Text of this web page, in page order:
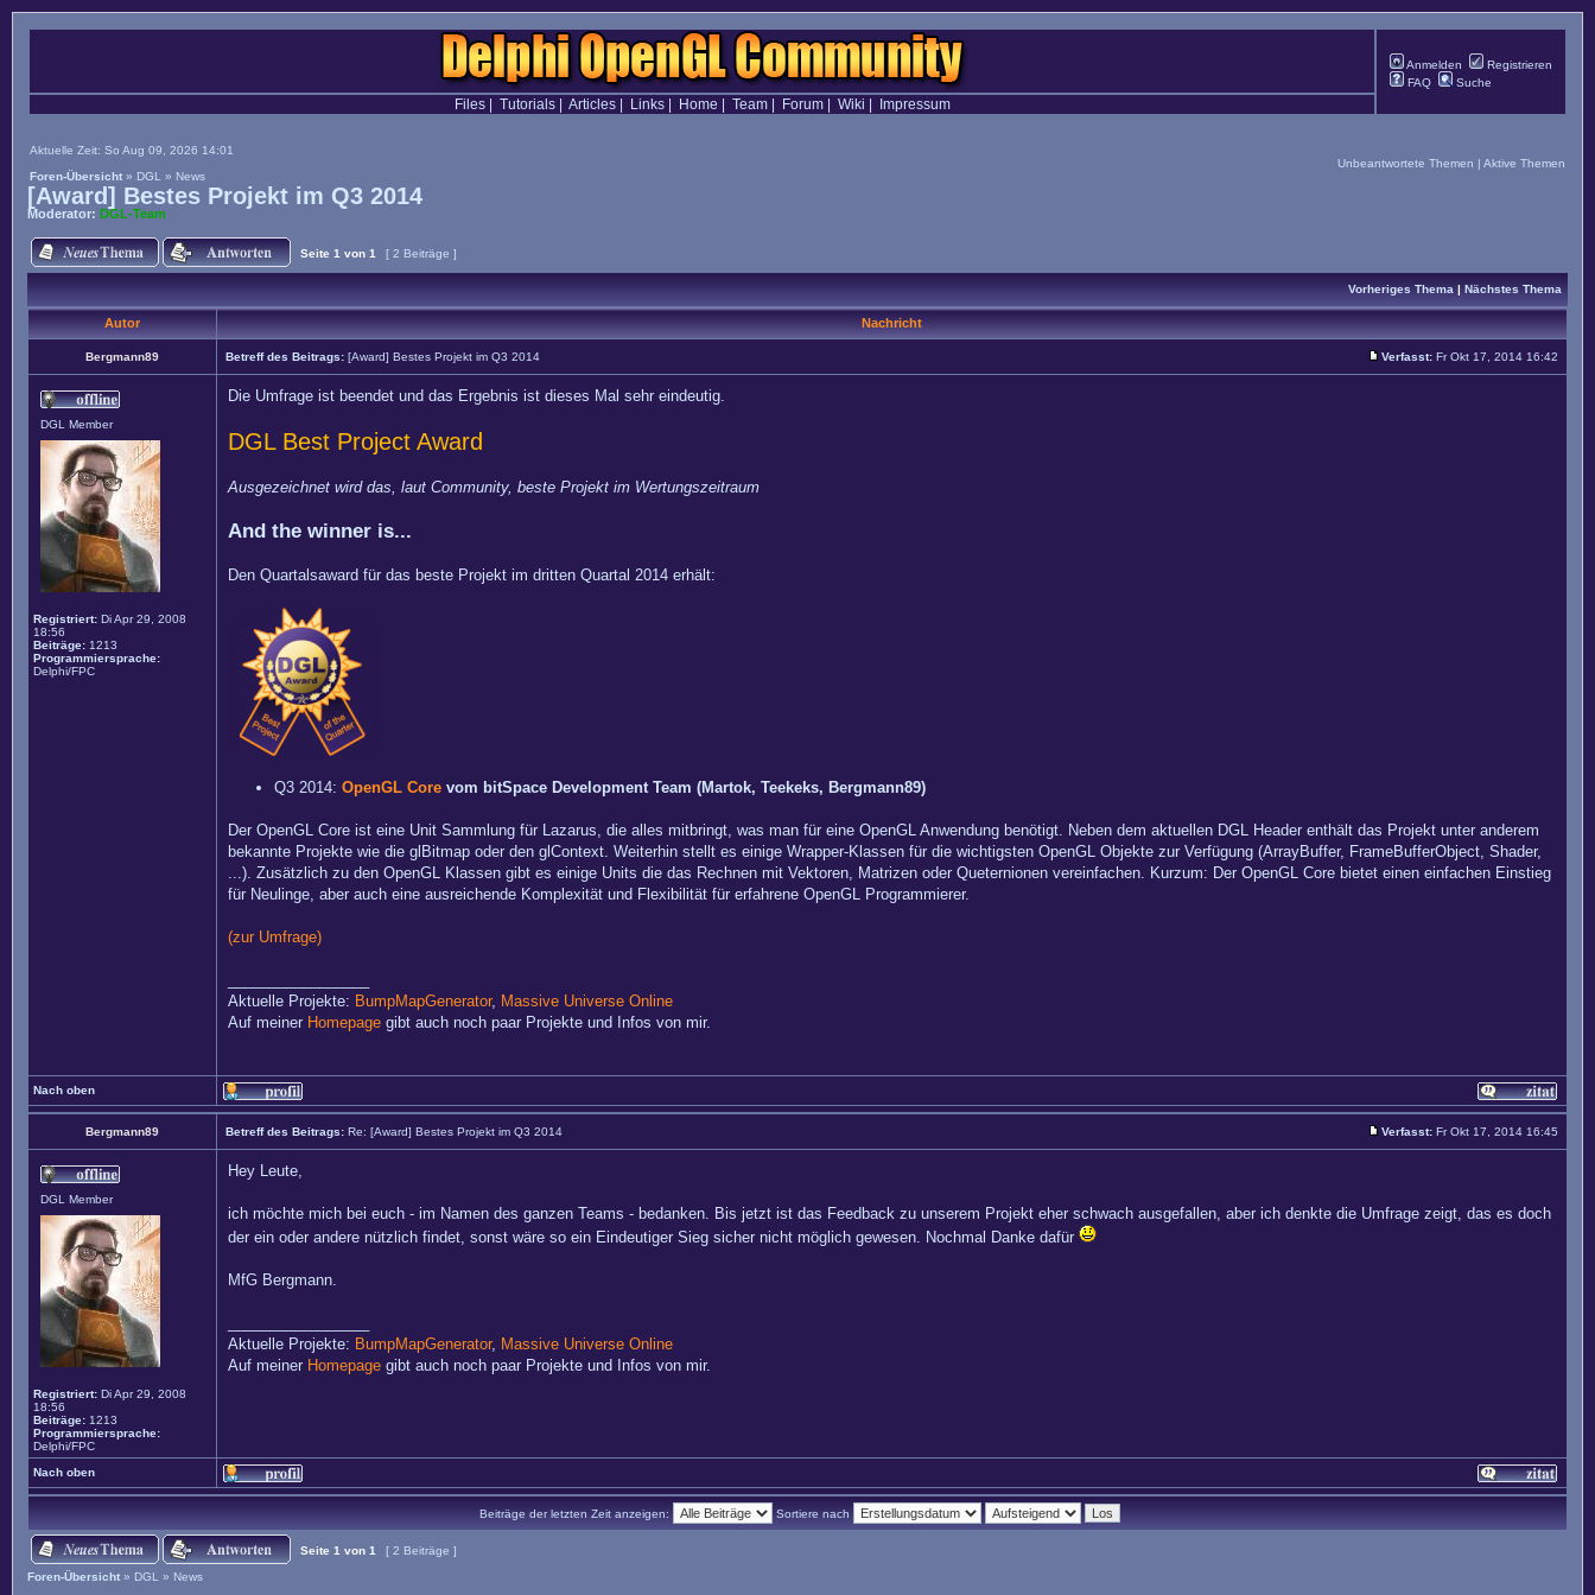
Anmelden
Registrieren
FAQ
Suche
Files| Tutorials| Articles| Links| Home Team| Forum| Wiki Impressum
Aktuelle Zeit: So Aug 09, 2026 14:01
Foren-Übersicht » DGL » News
Unbeantwortete Themen | Aktive Themen
[Award] Bestes Projekt im Q3 2014
Moderator: DGL-Team
Seite 1 von 1 [ 2 Beiträge ]
Vorheriges Thema | Nächstes Thema
Autor Nachricht
Bergmann89 Betreff des Beitrags: [Award] Bestes Projekt im Q3 2014 Verfasst: Fr Okt 17, 2014 16:42
DGL Member
Registriert: Di Apr 29, 2008
18:56
Beiträge: 1213
Programmiersprache:
Delphi/FPC
Die Umfrage ist beendet und das Ergebnis ist dieses Mal sehr eindeutig.
DGL Best Project Award
Ausgezeichnet wird das, laut Community, beste Projekt im Wertungszeitraum
And the winner is...
Den Quartalsaward für das beste Projekt im dritten Quartal 2014 erhält:
Q3 2014: OpenGL Core vom bitSpace Development Team (Martok, Teekeks, Bergmann89)
Der OpenGL Core ist eine Unit Sammlung für Lazarus, die alles mitbringt, was man für eine OpenGL Anwendung benötigt. Neben dem aktuellen DGL Header enthält das Projekt unter anderem
bekannte Projekte wie die glBitmap oder den glContext. Weiterhin stellt es einige Wrapper-Klassen für die wichtigsten OpenGL Objekte zur Verfügung (ArrayBuffer, FrameBufferObject, Shader,
...). Zusätzlich zu den OpenGL Klassen gibt es einige Units die das Rechnen mit Vektoren, Matrizen oder Queternionen vereinfachen. Kurzum: Der OpenGL Core bietet einen einfachen Einstieg
für Neulinge, aber auch eine ausreichende Komplexität und Flexibilität für erfahrene OpenGL Programmierer.
(zur Umfrage)
Aktuelle Projekte: BumpMapGenerator, Massive Universe Online
Auf meiner Homepage gibt auch noch paar Projekte und Infos von mir.
Nach oben
Bergmann89 Betreff des Beitrags: Re: [Award] Bestes Projekt im Q3 2014 Verfasst: Fr Okt 17, 2014 16:45
DGL Member
Registriert: Di Apr 29, 2008
18:56
Beiträge: 1213
Programmiersprache:
Delphi/FPC
Hey Leute,
ich möchte mich bei euch - im Namen des ganzen Teams - bedanken. Bis jetzt ist das Feedback zu unserem Projekt eher schwach ausgefallen, aber ich denkte die Umfrage zeigt, das es doch
der ein oder andere nützlich findet, sonst wäre so ein Eindeutiger Sieg sicher nicht möglich gewesen. Nochmal Danke dafür
MfG Bergmann.
Aktuelle Projekte: BumpMapGenerator, Massive Universe Online
Auf meiner Homepage gibt auch noch paar Projekte und Infos von mir.
Nach oben
Beiträge der letzten Zeit anzeigen: Sortiere nach
Seite 1 von 1
[ 2 Beiträge ]
Foren-Übersicht » DGL » News